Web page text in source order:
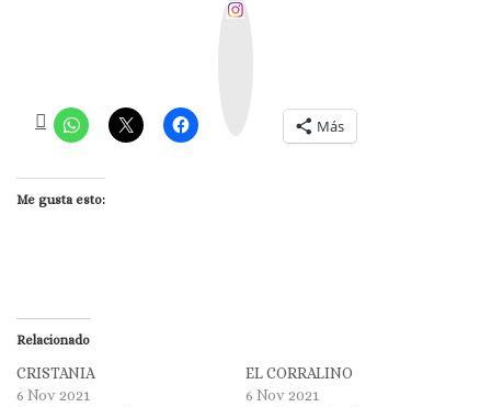
Más
Me gusta esto:
Relacionado
CRISTANIA
6 Nov 2021
EL CORRALINO
6 Nov 2021